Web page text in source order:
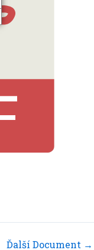
Ďalší Document →